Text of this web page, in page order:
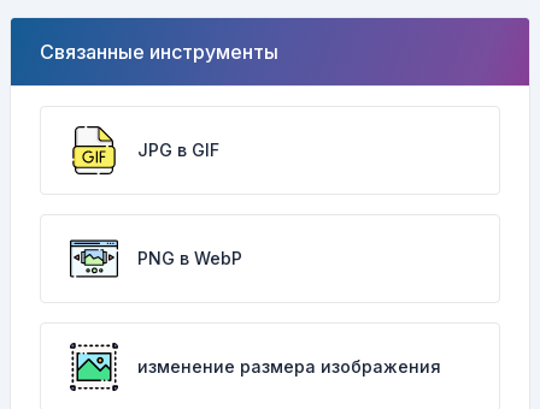
Связанные инструменты
JPG в GIF
PNG в WebP
изменение размера изображения